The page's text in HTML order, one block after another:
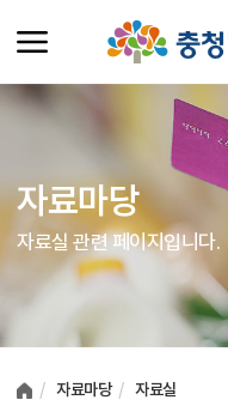
자료마당
자료실 관련 페이지입니다.
자료마당 자료실
여러분들의 의견을 남겨주세요.